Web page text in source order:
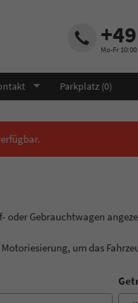
Mo-Fr
Parkplatz (0)
oder Gebrauchtwagen
um das